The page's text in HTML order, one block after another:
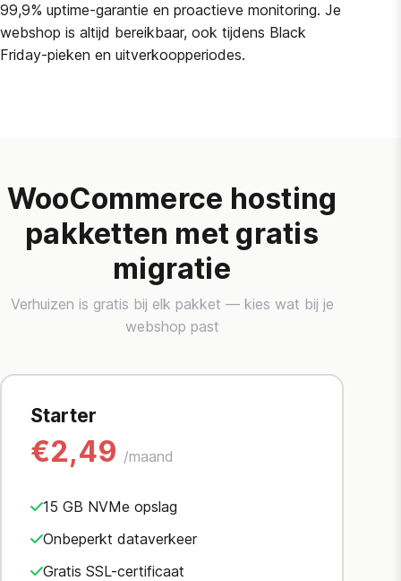
99,9% uptime-garantie en proactieve monitoring. Je
webshop is altijd bereikbaar, ook tijdens Black
Friday-pieken en uitverkoopperiodes.
WooCommerce hosting
pakketten met gratis
migratie
Verhuizen is gratis bij elk pakket — kies wat bij je
webshop past
Starter
€2,49 /maand
15 GB NVMe opslag
Onbeperkt dataverkeer
Gratis SSL-certificaat